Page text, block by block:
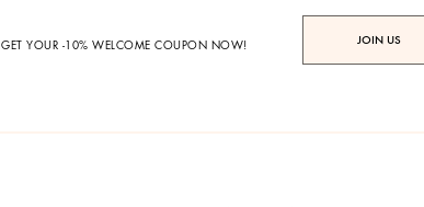
GET YOUR -10% WELCOME COUPON NOW! JOIN US